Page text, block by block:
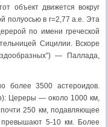
объект движется вокруг
полуосью в r=2,77 а.е. Эта
по имени греческой
Сицилии. Вскоре
— Паллада,
более 3500 астероидов.
Цереры — около 1000 км,
250 км, подавляющее
5-10 км. Более